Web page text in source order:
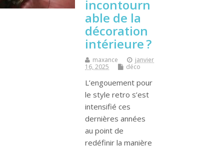
incontourn
able de la
décoration
intérieure ?
maxance
janvier
16, 2025
déco
L’engouement pour
le style retro s’est
intensifié ces
dernières années
au point de
redéfinir la manière